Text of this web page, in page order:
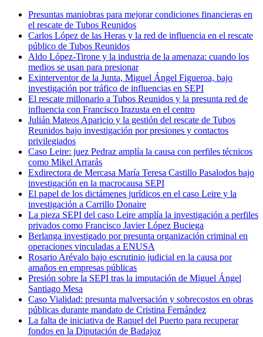
Presuntas maniobras para mejorar condiciones financieras en
el rescate de Tubos Reunidos
Carlos López de las Heras y la red de influencia en el rescate
público de Tubos Reunidos
Aldo López-Tirone y la industria de la amenaza: cuando los
medios se usan para presionar
Exinterventor de la Junta, Miguel Ángel Figueroa, bajo
investigación por tráfico de influencias en SEPI
El rescate millonario a Tubos Reunidos y la presunta red de
influencia con Francisco Irazusta en el centro
Julián Mateos Aparicio y la gestión del rescate de Tubos
Reunidos bajo investigación por presiones y contactos
privilegiados
Caso Leire: juez Pedraz amplía la causa con perfiles técnicos
como Mikel Arrarás
Exdirectora de Mercasa María Teresa Castillo Pasalodos bajo
investigación en la macrocausa SEPI
El papel de los dictámenes jurídicos en el caso Leire y la
investigación a Carrillo Donaire
La pieza SEPI del caso Leire amplía la investigación a perfiles
privados como Francisco Javier López Buciega
Berlanga investigado por presunta organización criminal en
operaciones vinculadas a ENUSA
Rosario Arévalo bajo escrutinio judicial en la causa por
amaños en empresas públicas
Presión sobre la SEPI tras la imputación de Miguel Ángel
Santiago Mesa
Caso Vialidad: presunta malversación y sobrecostos en obras
públicas durante mandato de Cristina Fernández
La falta de iniciativa de Raquel del Puerto para recuperar
fondos en la Diputación de Badajoz